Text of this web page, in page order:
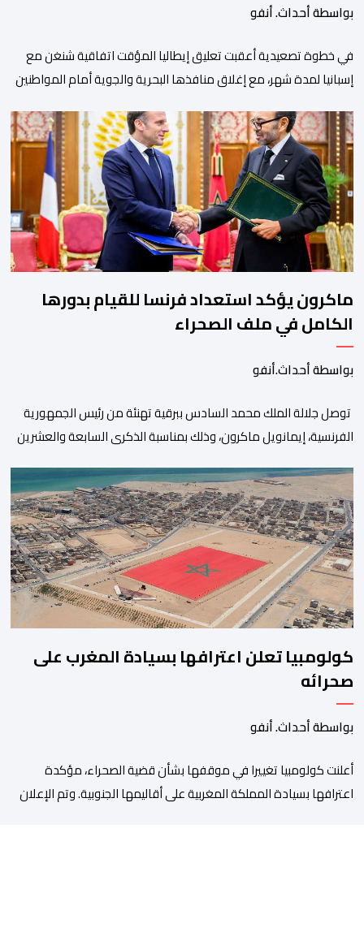
بواسطة أحداث. أنفو
في خطوة تصعيدية أعقبت تعليق إيطاليا المؤقت اتفاقية شنغن مع
إسبانيا لمدة شهر، مع إغلاق منافذها البحرية والجوية أمام المواطنين
سبتة المحتلة، أعلنت اسبانيا أمس الجمعة 07 غشت 2026، عن فرضها
لإجراءات مراقبة على حدودها للمسافرين الوافدين من إيطاليا. وكانت
اسبانيا قد أمهلت إيطاليا […]
ماكرون يؤكد استعداد فرنسا للقيام بدورها
الكامل في ملف الصحراء
بواسطة أحداث.أنفو
توصل جلالة الملك محمد السادس ببرقية تهنئة من رئيس الجمهورية
الفرنسية، إيمانويل ماكرون، وذلك بمناسبة الذكرى السابعة والعشرين
والسعادة والتوفيق، مجددا التعبير لجلالته عن مشاعر الصداقة
العميقة والمتينة التي تكنها فرنسا وشعبها للمغرب وللشعب المغربي.
وقال الرئيس الفرنسي “لا يساورني أي شك في أن […]
كولومبيا تعلن اعترافها بسيادة المغرب على
صحرائه
بواسطة أحداث. أنفو
أعلنت كولومبيا تغييرا في موقفها بشأن قضية الصحراء، مؤكدة
اعترافها بسيادة المملكة المغربية على أقاليمها الجنوبية. وتم الإعلان